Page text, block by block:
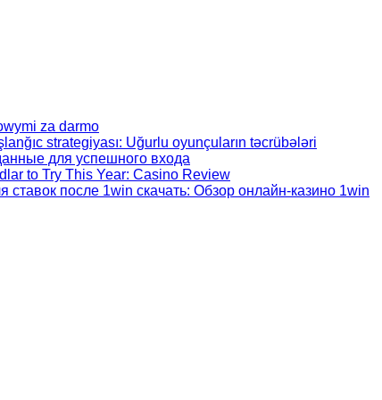
za darmo
strategiyası: Uğurlu oyunçuların təcrübələri
для успешного входа
to Try This Year: Casino Review
после 1win скачать: Обзор онлайн-казино 1win